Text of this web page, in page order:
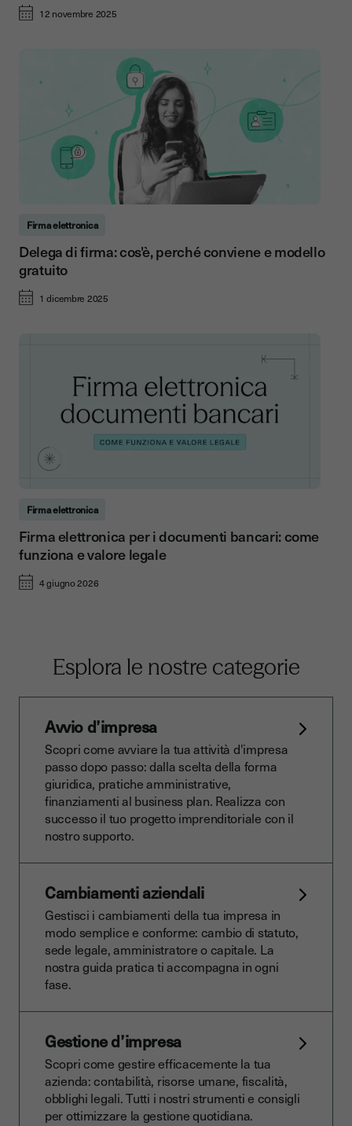
12 novembre 2025
Firma elettronica
Delega di firma: cos'è, perché conviene e modello
gratuito
1 dicembre 2025
Firma elettronica
Firma elettronica per i documenti bancari: come
funziona e valore legale
4 giugno 2026
Esplora le nostre categorie
Avvio d’impresa
Scopri come avviare la tua attività d'impresa
passo dopo passo: dalla scelta della forma
giuridica, pratiche amministrative,
finanziamenti al business plan. Realizza con
successo il tuo progetto imprenditoriale con il
nostro supporto.
Cambiamenti aziendali
Gestisci i cambiamenti della tua impresa in
modo semplice e conforme: cambio di statuto,
sede legale, amministratore o capitale. La
nostra guida pratica ti accompagna in ogni
fase.
Gestione d’impresa
Scopri come gestire efficacemente la tua
azienda: contabilità, risorse umane, fiscalità,
obblighi legali. Tutti i nostri strumenti e consigli
per ottimizzare la gestione quotidiana.